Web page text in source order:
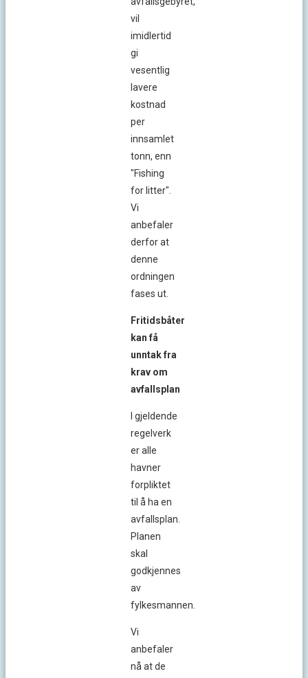
vil
imidlertid
gi
vesentlig
lavere
kostnad
per
innsamlet
tonn, enn
"Fishing
for litter".
Vi
anbefaler
derfor at
denne
ordningen
fases ut.
Fritidsbåter
kan få
unntak fra
krav om
avfallsplan
I gjeldende
regelverk
er alle
havner
forpliktet
til å ha en
avfallsplan.
Planen
skal
godkjennes
av
fylkesmannen.
Vi
anbefaler
nå at de